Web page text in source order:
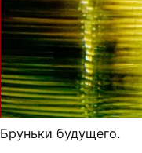
Бруньки будущего.